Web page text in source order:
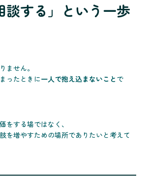
談する」という一歩
ません。
ったときに一人で抱え込まないことで
をする場ではなく、
を増やすための場所でありたいと考えて